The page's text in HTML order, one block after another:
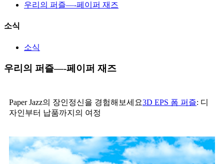
우리의 퍼즐—-페이퍼 재즈
소식
소식
우리의 퍼즐—-페이퍼 재즈
Paper Jazz의 장인정신을 경험해보세요3D EPS 폼 퍼즐: 디
자인부터 납품까지의 여정